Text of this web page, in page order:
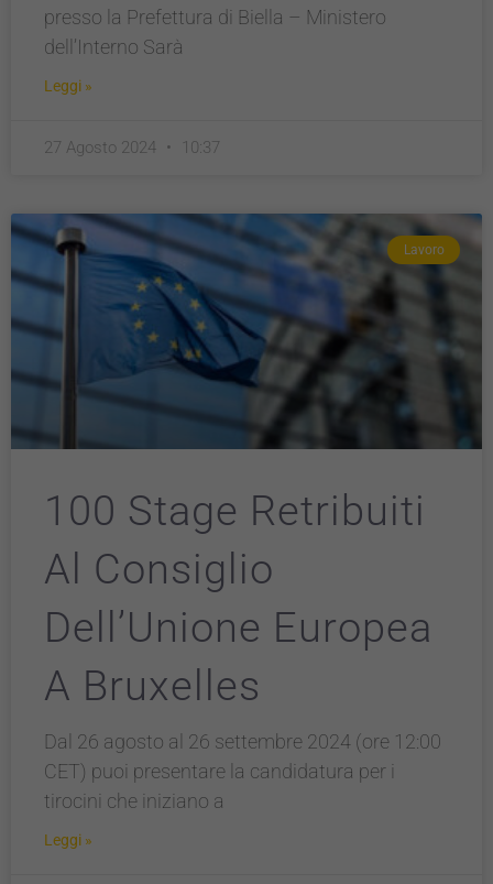
presso la Prefettura di Biella – Ministero
dell’Interno Sarà
Leggi »
27 Agosto 2024 10:37
Lavoro
100 Stage Retribuiti
Al Consiglio
Dell’Unione Europea
A Bruxelles
Dal 26 agosto al 26 settembre 2024 (ore 12:00
CET) puoi presentare la candidatura per i
tirocini che iniziano a
Leggi »